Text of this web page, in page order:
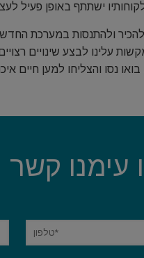
ישתתף באופן פעיל
להכיר ולהתנסות במערכת
עלינו לבצע שינויים
נסו והצליחו למען חיים
עימנו קשר